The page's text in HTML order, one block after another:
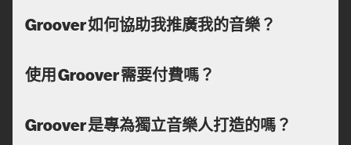
Groover 如何協助我推廣我的音樂？
使用 Groover 需要付費嗎？
Groover 是專為獨立音樂人打造的嗎？